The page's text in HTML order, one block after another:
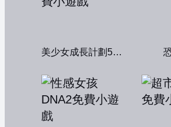
美少女成長計劃5.2中文版